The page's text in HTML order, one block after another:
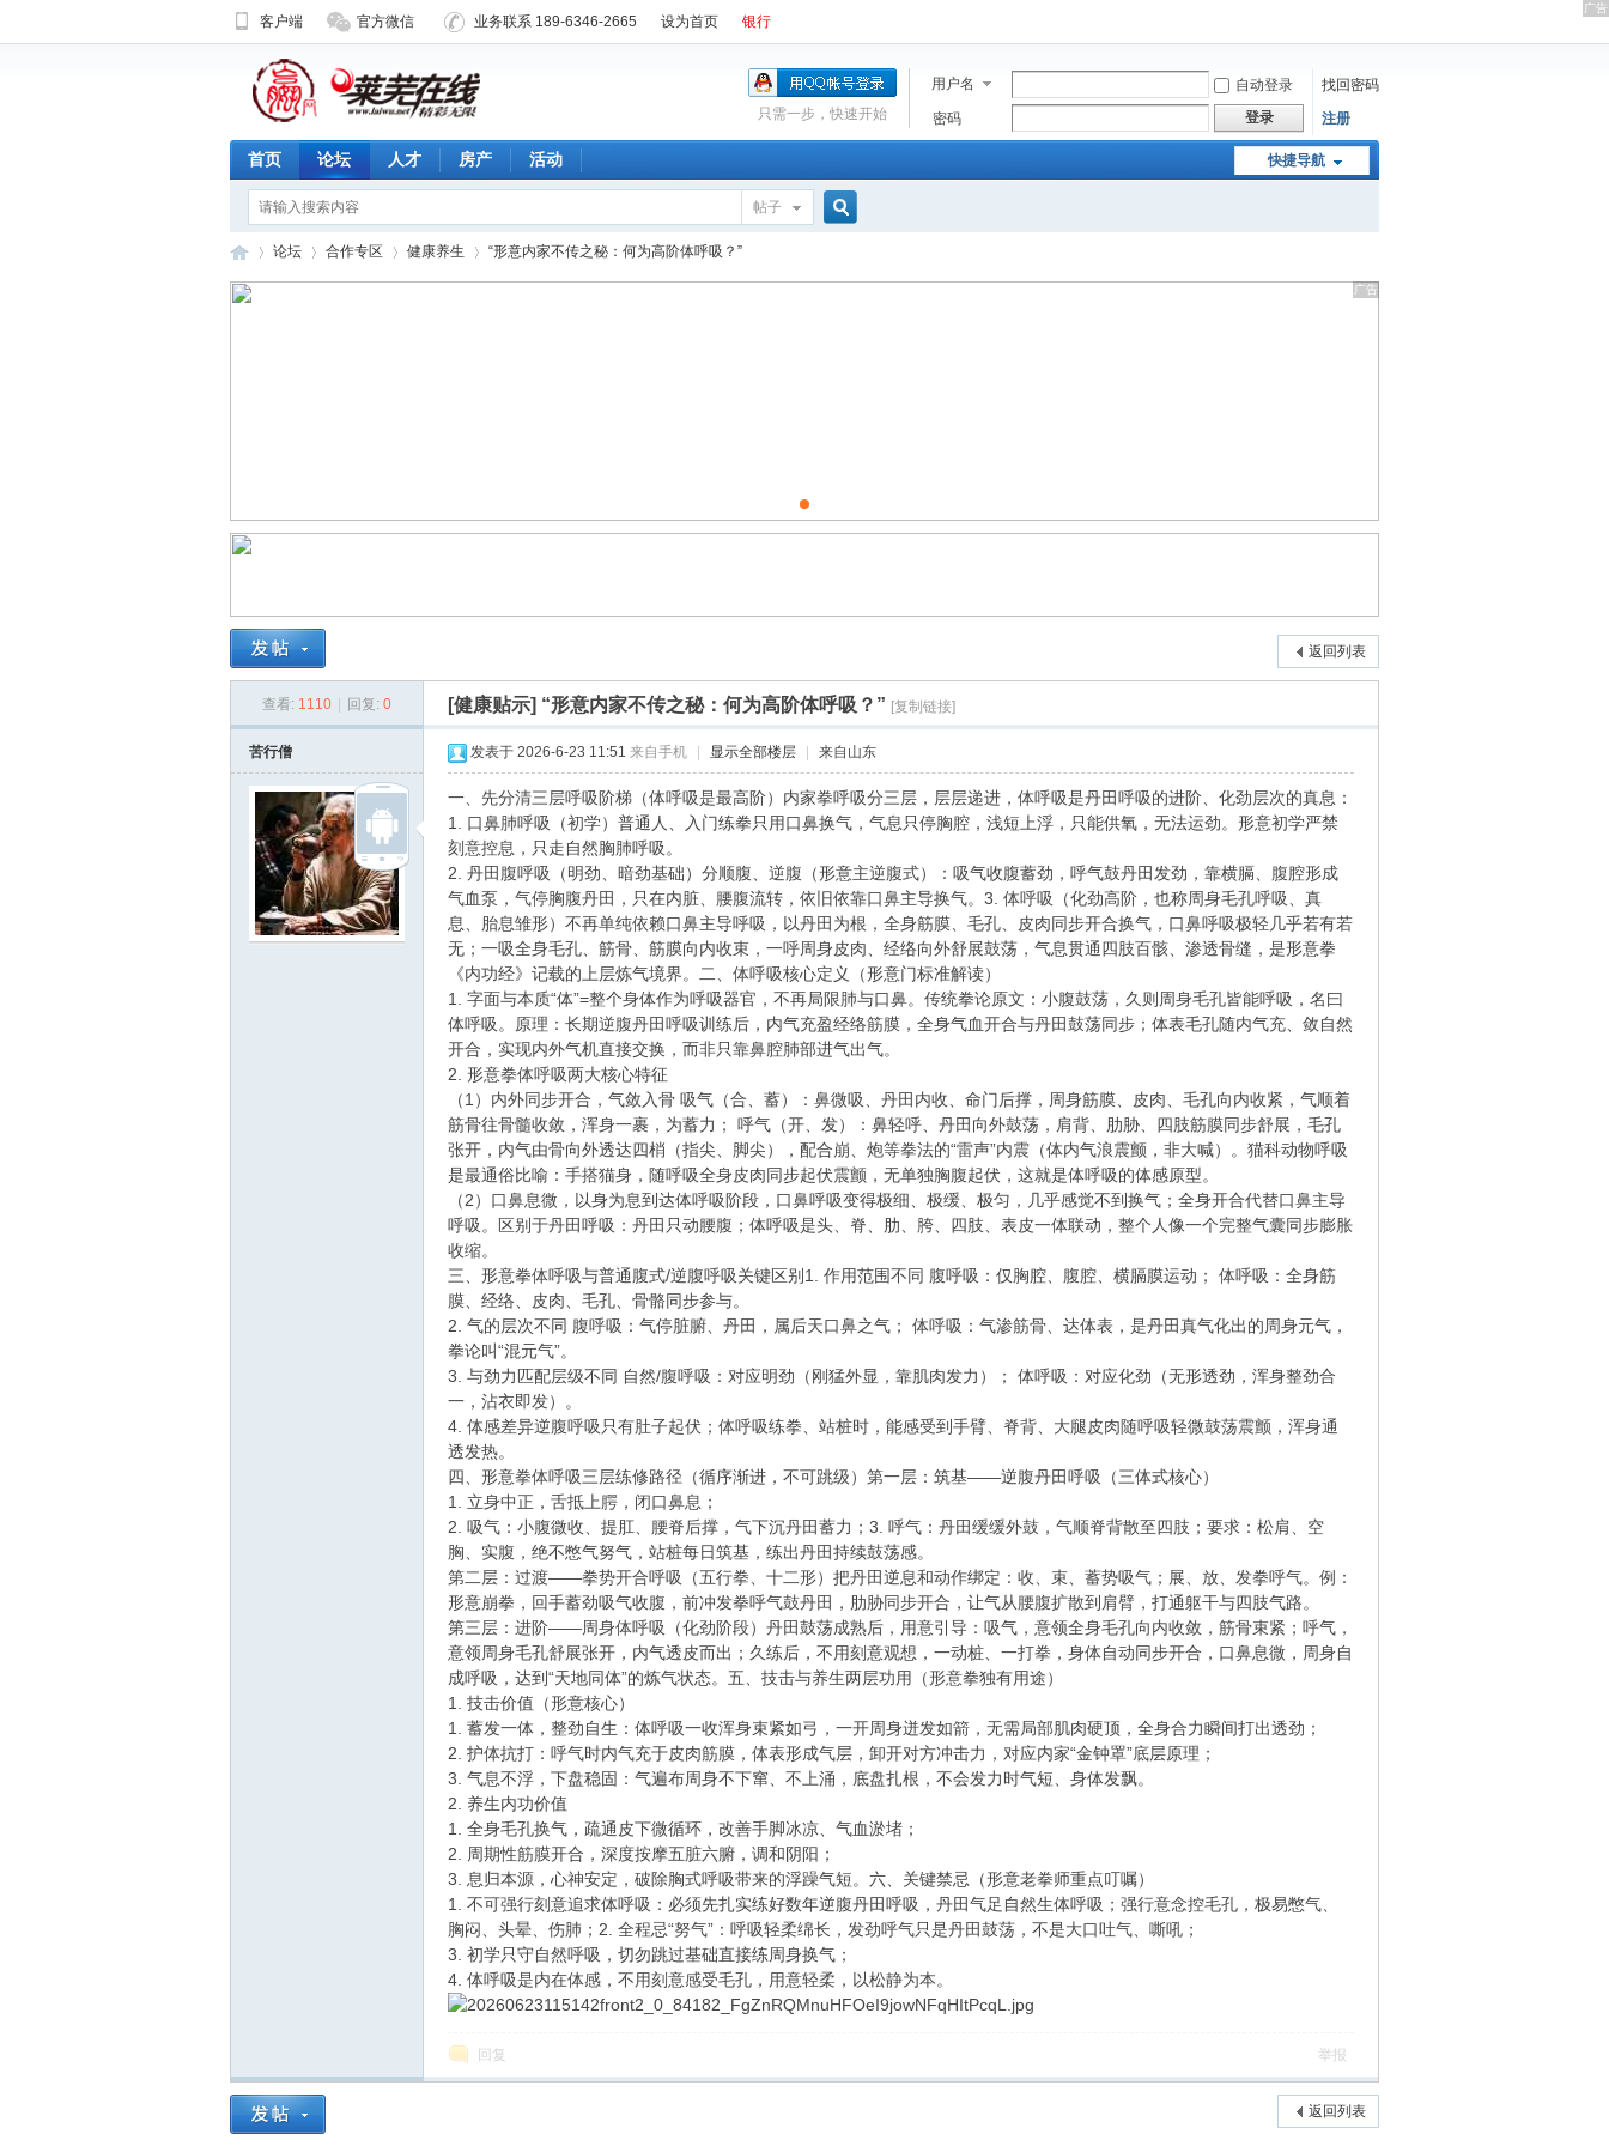
客户端 官方微信 业务联系 189-6346-2665 设为首页 银行
用户名 自动登录
找回密码
密码
登录 注册
只需一步，快速开始
快捷导航
首页 论坛 人才 房产 活动
帖子
论坛 合作专区 健康养生 “形意内家不传之秘：何为高阶体呼吸？”
返回列表
查看: 1110 回复: 0 [健康贴示] “形意内家不传之秘：何为高阶体呼吸？” [复制链接]
苦行僧 发表于 2026-6-23 11:51 来自手机 显示全部楼层 来自山东
一、先分清三层呼吸阶梯（体呼吸是最高阶）内家拳呼吸分三层，层层递进，体呼吸是丹田呼吸的进阶、化劲层次的真息：
1. 口鼻肺呼吸（初学）普通人、入门练拳只用口鼻换气，气息只停胸腔，浅短上浮，只能供氧，无法运劲。形意初学严禁
刻意控息，只走自然胸肺呼吸。
2. 丹田腹呼吸（明劲、暗劲基础）分顺腹、逆腹（形意主逆腹式）：吸气收腹蓄劲，呼气鼓丹田发劲，靠横膈、腹腔形成
气血泵，气停胸腹丹田，只在内脏、腰腹流转，依旧依靠口鼻主导换气。3. 体呼吸（化劲高阶，也称周身毛孔呼吸、真
息、胎息雏形）不再单纯依赖口鼻主导呼吸，以丹田为根，全身筋膜、毛孔、皮肉同步开合换气，口鼻呼吸极轻几乎若有若
无；一吸全身毛孔、筋骨、筋膜向内收束，一呼周身皮肉、经络向外舒展鼓荡，气息贯通四肢百骸、渗透骨缝，是形意拳
《内功经》记载的上层炼气境界。二、体呼吸核心定义（形意门标准解读）
1. 字面与本质“体”=整个身体作为呼吸器官，不再局限肺与口鼻。传统拳论原文：小腹鼓荡，久则周身毛孔皆能呼吸，名曰
体呼吸。原理：长期逆腹丹田呼吸训练后，内气充盈经络筋膜，全身气血开合与丹田鼓荡同步；体表毛孔随内气充、敛自然
开合，实现内外气机直接交换，而非只靠鼻腔肺部进气出气。
2. 形意拳体呼吸两大核心特征
（1）内外同步开合，气敛入骨 吸气（合、蓄）：鼻微吸、丹田内收、命门后撑，周身筋膜、皮肉、毛孔向内收紧，气顺着
筋骨往骨髓收敛，浑身一裹，为蓄力； 呼气（开、发）：鼻轻呼、丹田向外鼓荡，肩背、肋胁、四肢筋膜同步舒展，毛孔
张开，内气由骨向外透达四梢（指尖、脚尖），配合崩、炮等拳法的“雷声”内震（体内气浪震颤，非大喊）。猫科动物呼吸
是最通俗比喻：手搭猫身，随呼吸全身皮肉同步起伏震颤，无单独胸腹起伏，这就是体呼吸的体感原型。
（2）口鼻息微，以身为息到达体呼吸阶段，口鼻呼吸变得极细、极缓、极匀，几乎感觉不到换气；全身开合代替口鼻主导
呼吸。区别于丹田呼吸：丹田只动腰腹；体呼吸是头、脊、肋、胯、四肢、表皮一体联动，整个人像一个完整气囊同步膨胀
收缩。
三、形意拳体呼吸与普通腹式/逆腹呼吸关键区别1. 作用范围不同 腹呼吸：仅胸腔、腹腔、横膈膜运动； 体呼吸：全身筋
膜、经络、皮肉、毛孔、骨骼同步参与。
2. 气的层次不同 腹呼吸：气停脏腑、丹田，属后天口鼻之气； 体呼吸：气渗筋骨、达体表，是丹田真气化出的周身元气，
拳论叫“混元气”。
3. 与劲力匹配层级不同 自然/腹呼吸：对应明劲（刚猛外显，靠肌肉发力）； 体呼吸：对应化劲（无形透劲，浑身整劲合
一，沾衣即发）。
4. 体感差异逆腹呼吸只有肚子起伏；体呼吸练拳、站桩时，能感受到手臂、脊背、大腿皮肉随呼吸轻微鼓荡震颤，浑身通
透发热。
四、形意拳体呼吸三层练修路径（循序渐进，不可跳级）第一层：筑基——逆腹丹田呼吸（三体式核心）
1. 立身中正，舌抵上腭，闭口鼻息；
2. 吸气：小腹微收、提肛、腰脊后撑，气下沉丹田蓄力；3. 呼气：丹田缓缓外鼓，气顺脊背散至四肢；要求：松肩、空
胸、实腹，绝不憋气努气，站桩每日筑基，练出丹田持续鼓荡感。
第二层：过渡——拳势开合呼吸（五行拳、十二形）把丹田逆息和动作绑定：收、束、蓄势吸气；展、放、发拳呼气。例：
形意崩拳，回手蓄劲吸气收腹，前冲发拳呼气鼓丹田，肋胁同步开合，让气从腰腹扩散到肩臂，打通躯干与四肢气路。
第三层：进阶——周身体呼吸（化劲阶段）丹田鼓荡成熟后，用意引导：吸气，意领全身毛孔向内收敛，筋骨束紧；呼气，
意领周身毛孔舒展张开，内气透皮而出；久练后，不用刻意观想，一动桩、一打拳，身体自动同步开合，口鼻息微，周身自
成呼吸，达到“天地同体”的炼气状态。五、技击与养生两层功用（形意拳独有用途）
1. 技击价值（形意核心）
1. 蓄发一体，整劲自生：体呼吸一收浑身束紧如弓，一开周身迸发如箭，无需局部肌肉硬顶，全身合力瞬间打出透劲；
2. 护体抗打：呼气时内气充于皮肉筋膜，体表形成气层，卸开对方冲击力，对应内家“金钟罩”底层原理；
3. 气息不浮，下盘稳固：气遍布周身不下窜、不上涌，底盘扎根，不会发力时气短、身体发飘。
2. 养生内功价值
1. 全身毛孔换气，疏通皮下微循环，改善手脚冰凉、气血淤堵；
2. 周期性筋膜开合，深度按摩五脏六腑，调和阴阳；
3. 息归本源，心神安定，破除胸式呼吸带来的浮躁气短。六、关键禁忌（形意老拳师重点叮嘱）
1. 不可强行刻意追求体呼吸：必须先扎实练好数年逆腹丹田呼吸，丹田气足自然生体呼吸；强行意念控毛孔，极易憋气、
胸闷、头晕、伤肺；2. 全程忌“努气”：呼吸轻柔绵长，发劲呼气只是丹田鼓荡，不是大口吐气、嘶吼；
3. 初学只守自然呼吸，切勿跳过基础直接练周身换气；
4. 体呼吸是内在体感，不用刻意感受毛孔，用意轻柔，以松静为本。
回复 举报
返回列表